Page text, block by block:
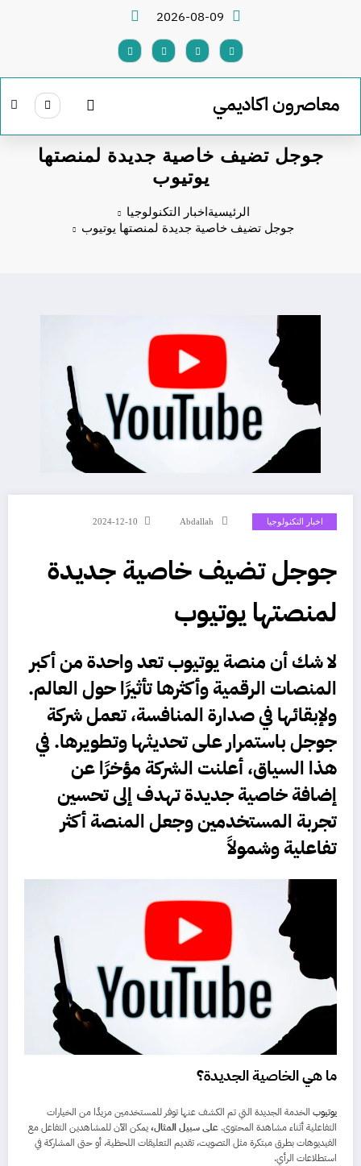
2026-08-09
معاصرون اكاديمي
جوجل تضيف خاصية جديدة لمنصتها
يوتيوب
الرئيسية اخبار التكنولوجيا
جوجل تضيف خاصية جديدة لمنصتها يوتيوب
اخبار التكنولوجيا Abdallah
2024-12-10
جوجل تضيف خاصية جديدة
لمنصتها يوتيوب
لا شك أن منصة يوتيوبتعد واحدة من أكبر
المنصات الرقمية وأكثرها تأثيرًا حول العالم.
ولإبقائها في صدارة المنافسة، تعمل شركة
جوجلباستمرار على تحديثها وتطويرها. في
هذا السياق، أعلنت الشركة مؤخرًا عن
إضافة خاصية جديدة تهدف إلى تحسين
تجربة المستخدمين وجعل المنصة أكثر
تفاعلية وشمولاً
ما هي الخاصية الجديدة؟
يوتيوب الخدمة الجديدة التي تم الكشف عنها توفر للمستخدمين مزيدًا من الخيارات
التفاعلية أثناء مشاهدة المحتوى. على سبيل المثال،يمكن الآن للمشاهدين التفاعل مع
الفيديوهات بطرق مبتكرة مثل التصويت، تقديم التعليقات اللحظية، أو حتى المشاركة في
استطلاعات الرأي.